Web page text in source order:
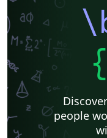
{
people